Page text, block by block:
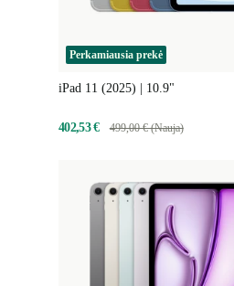
Perkamiausia prekė
iPad 11 (2025) | 10.9"
402,53 € 499,00 € (Nauja)